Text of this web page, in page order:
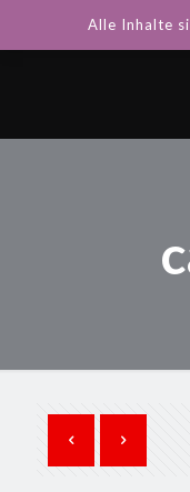
Alle Inhalte